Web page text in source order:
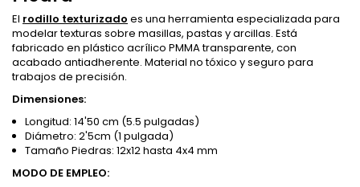
El rodillo texturizado es una herramienta especializada para
modelar texturas sobre masillas, pastas y arcillas. Está
fabricado en plástico acrílico PMMA transparente, con
acabado antiadherente. Material no tóxico y seguro para
trabajos de precisión.
Dimensiones:
Longitud: 14'50 cm (5.5 pulgadas)
Diámetro: 2'5cm (1 pulgada)
Tamaño Piedras: 12x12 hasta 4x4 mm
MODO DE EMPLEO: